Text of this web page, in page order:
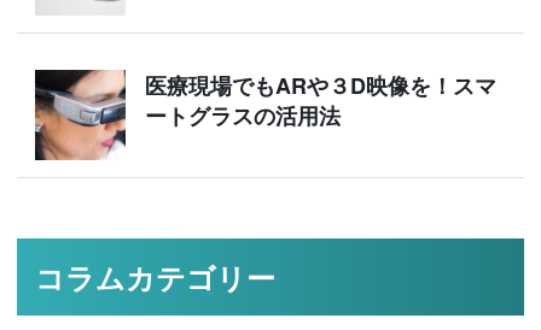
医療現場でもARや３D映像を！スマ
ートグラスの活用法
コラムカテゴリー